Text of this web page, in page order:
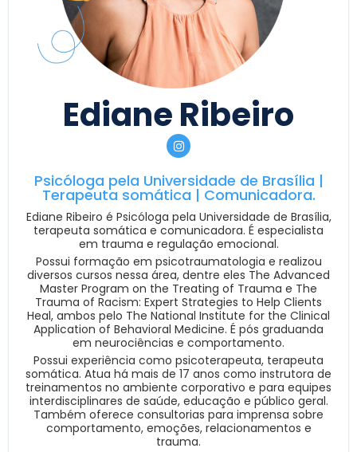
Ediane Ribeiro
Psicóloga pela Universidade de Brasília |
Terapeuta somática | Comunicadora.
Ediane Ribeiro é Psicóloga pela Universidade de Brasília,
terapeuta somática e comunicadora. É especialista
em trauma e regulação emocional.
Possui formação em psicotraumatologia e realizou
diversos cursos nessa área, dentre eles The Advanced
Master Program on the Treating of Trauma e The
Trauma of Racism: Expert Strategies to Help Clients
Heal, ambos pelo The National Institute for the Clinical
Application of Behavioral Medicine. É pós graduanda
em neurociências e comportamento.
Possui experiência como psicoterapeuta, terapeuta
somática. Atua há mais de 17 anos como instrutora de
treinamentos no ambiente corporativo e para equipes
interdisciplinares de saúde, educação e público geral.
Também oferece consultorias para imprensa sobre
comportamento, emoções, relacionamentos e
trauma.